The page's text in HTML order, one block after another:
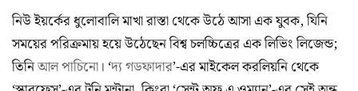
নিউ ইয়র্কের ধুলোবালি মাখা রাস্তা থেকে উঠে আসা এক যুবক, যিনি
সময়ের পরিক্রমায় হয়ে উঠেছেন বিশ্ব চলচ্চিত্রের এক লিভিং লিজেন্ড;
তিনিআল পাচিনো। ‘দ্য গডফাদার’-এর মাইকেল করলিয়নি থেকে